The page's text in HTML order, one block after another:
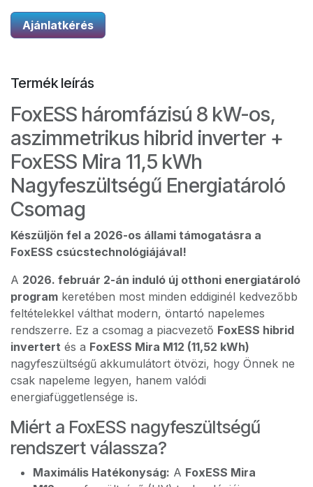
Ajánlatkérés
Termék leírás
FoxESS háromfázisú 8 kW-os,
aszimmetrikus hibrid inverter +
FoxESS Mira 11,5 kWh
Nagyfeszültségű Energiatároló
Csomag
Készüljön fel a 2026-os állami támogatásra a
FoxESS csúcstechnológiájával!
A 2026. február 2-án induló új otthoni energiatároló
program keretében most minden eddiginél kedvezőbb
feltételekkel válthat modern, öntartó napelemes
rendszerre. Ez a csomag a piacvezető FoxESS hibrid
invertert és a FoxESS Mira M12 (11,52 kWh)
nagyfeszültségű akkumulátort ötvözi, hogy Önnek ne
csak napeleme legyen, hanem valódi
energiafüggetlensége is.
Miért a FoxESS nagyfeszültségű
rendszert válassza?
Maximális Hatékonyság: A FoxESS Mira